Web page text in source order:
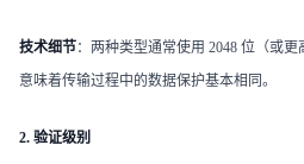
技术细节 ：两种类型通常使用 2048 位（或
意味着传输过程中的数据保护基本相同。
2. 验证级别